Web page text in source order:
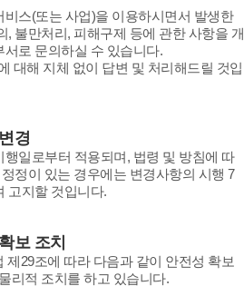
스(또는 사업)을 이용하시면서 발생한
, 불만처리, 피해구제 등에 관한 사항을 개
로 문의하실 수 있습니다.
대해 지체 없이 답변 및 처리해드릴 것입
경
일로부터 적용되며, 법령 및 방침에 따
정이 있는 경우에는 변경사항의 시행 7
고지할 것입니다.
보 조치
제29조에 따라 다음과 같이 안전성 확보
리적 조치를 하고 있습니다.